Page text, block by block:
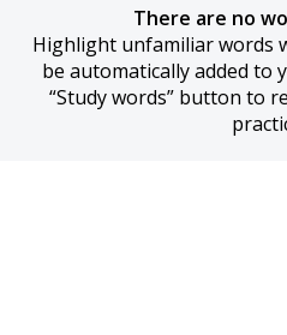
There are no
Highlight unfamiliar words
be automatically added to
“Study words” button to